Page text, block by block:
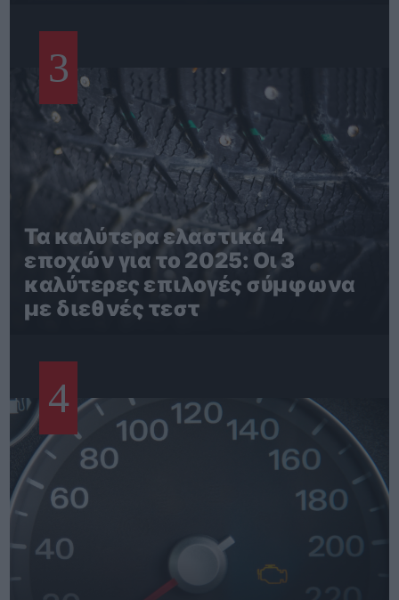
3
Τα καλύτερα ελαστικά 4
εποχών για το 2025: Οι 3
καλύτερες επιλογές σύμφωνα
με διεθνές τεστ
4